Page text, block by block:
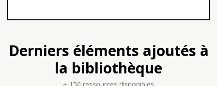
Derniers éléments ajoutés à
la bibliothèque